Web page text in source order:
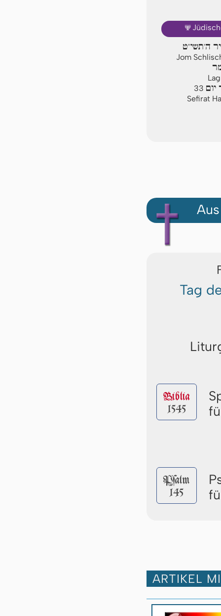
🕎
ה'תשי"ט
Jom
33
Sefirat
Tag
Biblia
1545
Pſalm
145
ARTIKEL